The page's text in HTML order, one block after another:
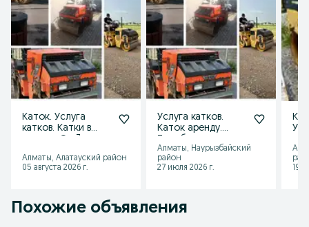
Каток. Услуга
катков. Катки в
Алматы, Алатауский район
05 августа 2026 г.
Услуга катков.
Каток аренду.
Алматы, Наурызбайский
район
27 июля 2026 г.
19
Похожие объявления